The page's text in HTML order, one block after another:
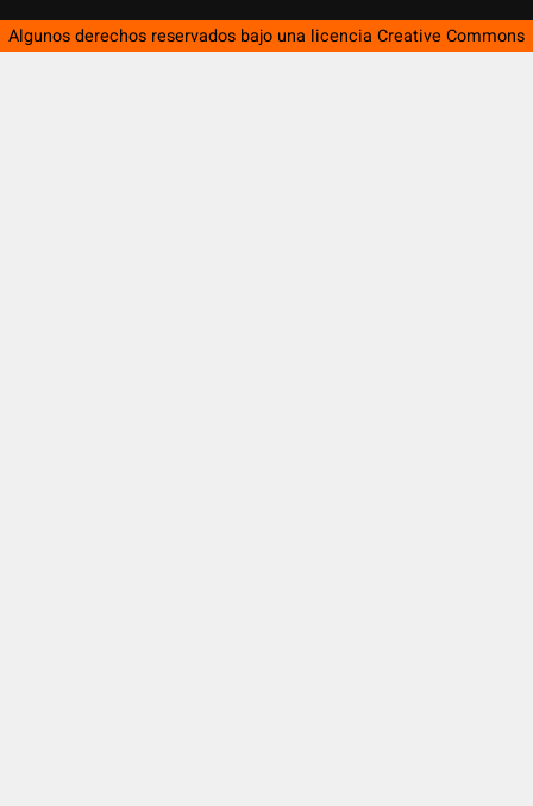
Algunos derechos reservados bajo una licencia Creative Commons